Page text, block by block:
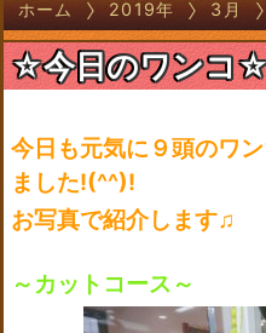
ホーム 2019年 3月
☆今日のワンコ
今日も元気に９頭のワ
ました!(^^)!
お写真で紹介します♫
～カットコース～